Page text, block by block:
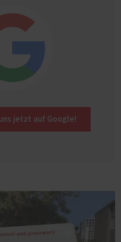
jetzt auf Google!